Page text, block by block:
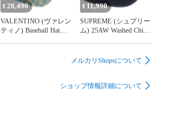
¥ 28,490
VALENTINO (ヴァレン
ティノ) Baseball Hat
¥ 11,990
SUPREME (シュプリー
ム) 25AW Washed Chino
ゴ キャンプキャップ
メルカリShopsについて
ショップ情報詳細について